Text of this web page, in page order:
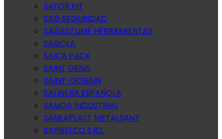
SAFOR KIT
SAG SEGURIDAD
SAGASTUME HERRAMIENTAS
SAGOLA
SAICA PACK
SAINT GENIS
SAINT-GOBAIN
SALINERA ESPAÑOLA
SAMOA INDUSTRIAL
SANEAPLAST METALSANT
SAPISELCO S.R.L.